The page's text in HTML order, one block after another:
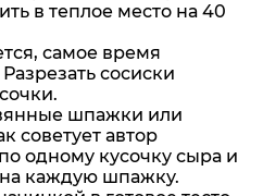
в теплое место на 40
самое время
сосиски
шпажки или
советует автор
одному кусочку сыра и
каждую шпажку.